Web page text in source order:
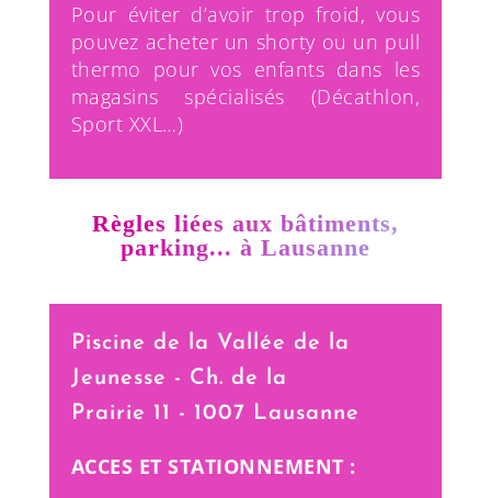
Pour éviter d’avoir trop froid, vous
pouvez acheter un shorty ou un pull
thermo pour vos enfants dans les
magasins spécialisés (Décathlon,
Sport XXL…)
Règles liées aux bâtiments,
parking... à Lausanne
Piscine de la Vallée de la
Jeunesse - Ch. de la
Prairie 11 - 1007 Lausanne
ACCES ET STATIONNEMENT :